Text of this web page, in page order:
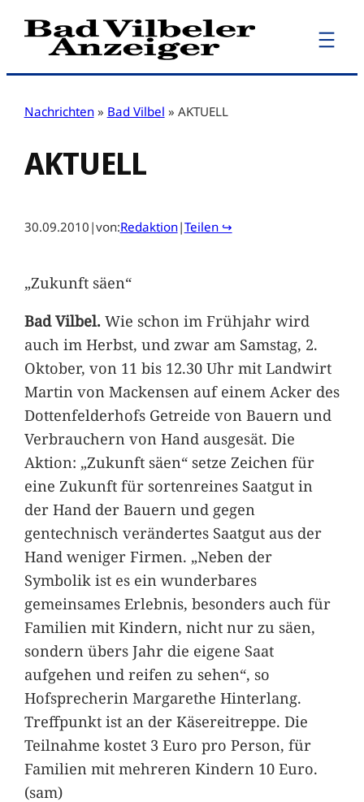
Zum
Inhalt
Nachrichten » Bad Vilbel » AKTUELL
AKTUELL
30.09.2010 |von:Redaktion|Teilen ↪
„Zukunft säen“
Bad Vilbel.Wie schon im Frühjahr wird
auch im Herbst, und zwar am Samstag, 2.
Oktober, von 11 bis 12.30 Uhr mit Landwirt
Martin von Mackensen auf einem Acker des
Dottenfelderhofs Getreide von Bauern und
Verbrauchern von Hand ausgesät. Die
Aktion: „Zukunft säen“ setze Zeichen für
eine Zukunft für sortenreines Saatgut in
der Hand der Bauern und gegen
gentechnisch verändertes Saatgut aus der
Hand weniger Firmen. „Neben der
Symbolik ist es ein wunderbares
gemeinsames Erlebnis, besonders auch für
Familien mit Kindern, nicht nur zu säen,
sondern übers Jahr die eigene Saat
aufgehen und reifen zu sehen“, so
Hofsprecherin Margarethe Hinterlang.
Treffpunkt ist an der Käsereitreppe. Die
Teilnahme kostet 3 Euro pro Person, für
Familien mit mehreren Kindern 10 Euro.
(sam)